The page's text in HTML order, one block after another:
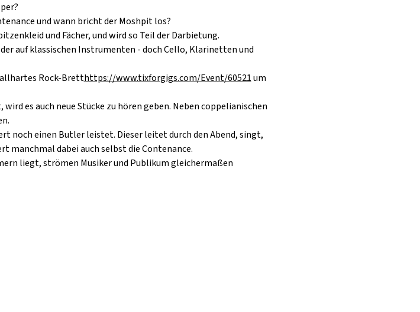
und wann bricht der Moshpit los?
und Fächer, und wird so Teil der Darbietung.
auf klassischen Instrumenten - doch Cello, Klarinetten und
Rock-Bretthttps://www.tixforgigs.com/Event/60521 um
es auch neue Stücke zu hören geben. Neben coppelianischen
noch einen Butler leistet. Dieser leitet durch den Abend, singt,
manchmal dabei auch selbst die Contenance.
liegt, strömen Musiker und Publikum gleichermaßen